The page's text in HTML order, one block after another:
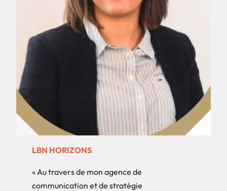
LBN HORIZONS
« Au travers de mon agence de
communication et de stratégie